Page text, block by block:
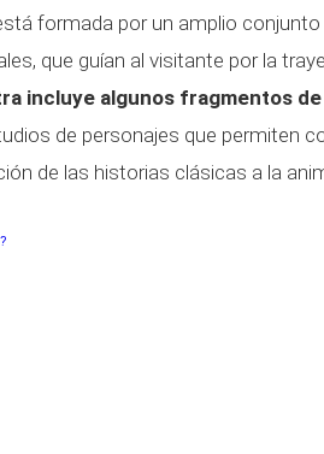
formada por un amplio
que guían al visitante por la
incluye algunos fragmentos
de personajes que permiten
de las historias clásicas a la